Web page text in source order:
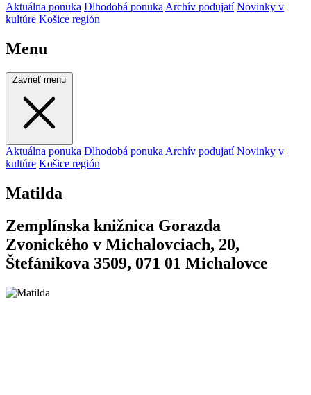
Aktuálna ponuka Dlhodobá ponuka Archív podujatí Novinky v
kultúre Košice región
Menu
Zavrieť menu
Aktuálna ponuka Dlhodobá ponuka Archív podujatí Novinky v
kultúre Košice región
Matilda
Zemplínska knižnica Gorazda
Zvonického v Michalovciach, 20,
Štefánikova 3509, 071 01 Michalovce